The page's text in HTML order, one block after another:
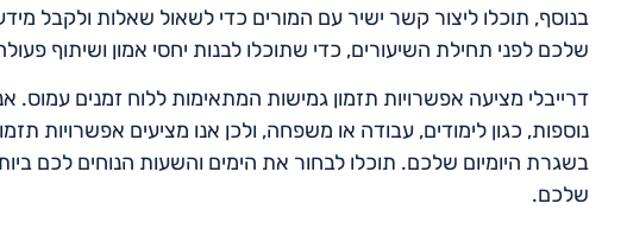
בנוסף, תוכלו ליצור קשר ישיר עם המורים כדי לשאול שאלות ולקבל
שלכם לפני תחילת השיעורים, כדי שתוכלו לבנות יחסי אמון ושיתוף
דרייבלי מציעה אפשרויות תזמון גמישות המתאימות ללוח זמנים עמוס.
נוספות, כגון לימודים, עבודה או משפחה, ולכן אנו מציעים אפשרויות
בשגרת היומיום שלכם. תוכלו לבחור את הימים והשעות הנוחים לכם
שלכם.